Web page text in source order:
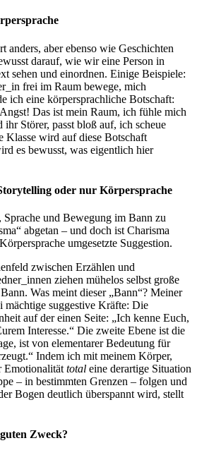
anders, aber ebenso wie Geschichten
darauf, wie wir eine Person in
sehen und einordnen. Einige Beispiele:
frei im Raum bewege, mich
ich eine körpersprachliche Botschaft:
Das ist mein Raum, ich fühle mich
Störer, passt bloß auf, ich scheue
wird auf diese Botschaft
es bewusst, was eigentlich hier
oder nur Körpersprache
und Bewegung im Bann zu
abgetan – und doch ist Charisma
umgesetzte Suggestion.
zwischen Erzählen und
ziehen mühelos selbst große
Was meint dieser „Bann“? Meiner
suggestive Kräfte: Die
auf der einen Seite: „Ich kenne Euch,
Interesse.“ Die zweite Ebene ist die
ist von elementarer Bedeutung für
Indem ich mit meinem Körper,
Emotionalität total eine derartige Situation
– in bestimmten Grenzen – folgen und
Bogen deutlich überspannt wird, stellt
Zweck?